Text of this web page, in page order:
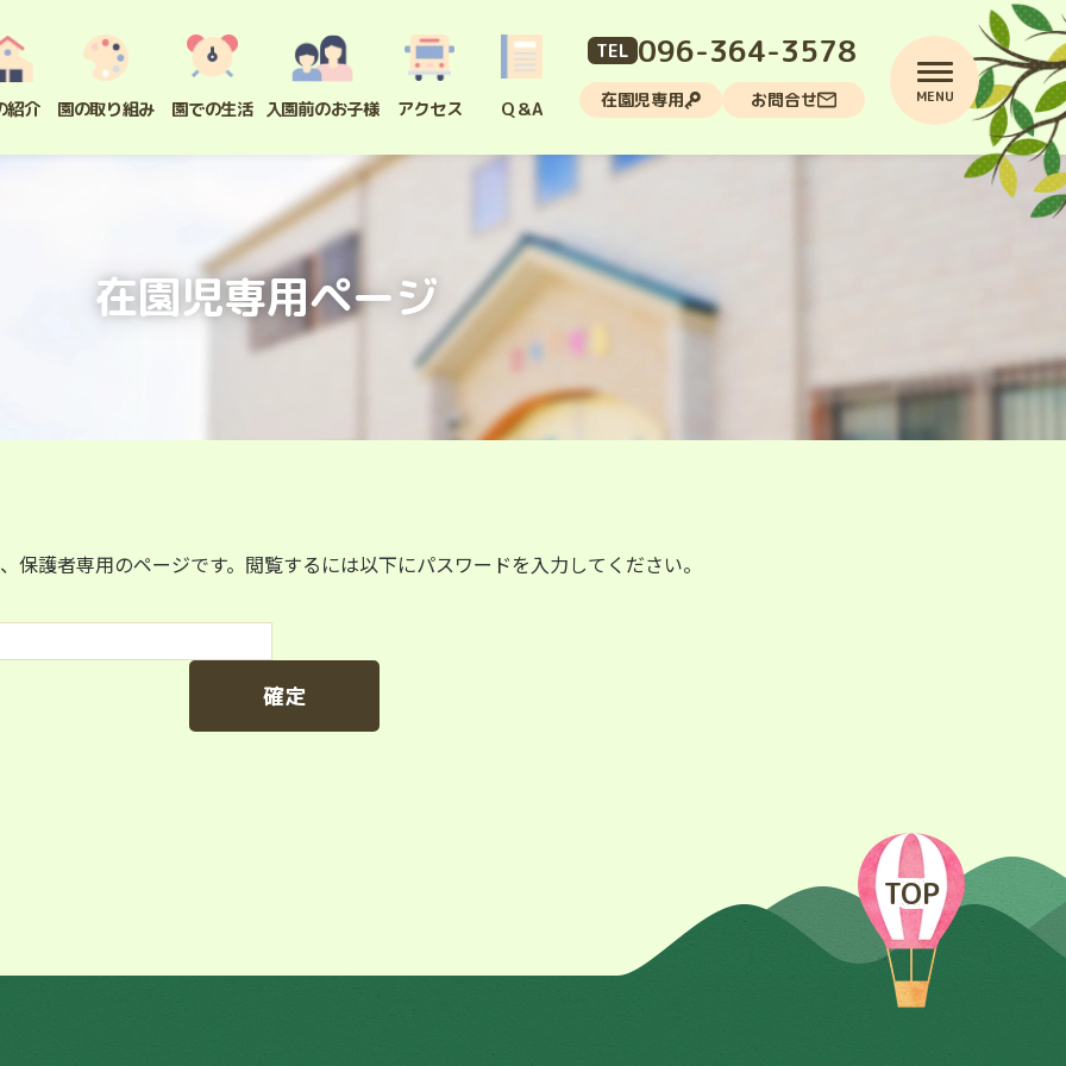
紹介 園の取り組み 園での生活 入園前のお子様 アクセス Q＆A
TEL 096-364-3578
在園児専用 お問合せ
在園児専用ページ
MENU
保護者専用のページです。閲覧するには以下にパスワードを入力してください。
TOP